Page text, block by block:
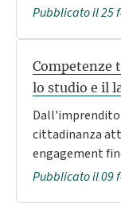
Pubblicato il 25
Competenze
lo studio e il
cittadinanza
engagement
Pubblicato il 09